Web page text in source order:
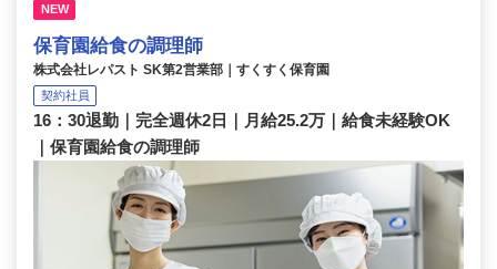
NEW
保育園給食の調理師
株式会社レパスト SK第2営業部｜すくすく保育園
契約社員
16：30退勤｜完全週休2日｜月給25.2万｜給食未経験OK
｜保育園給食の調理師